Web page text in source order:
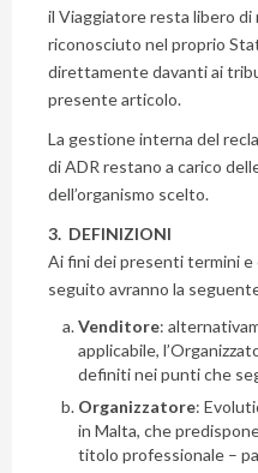
il Viaggiatore resta libero di
riconosciuto nel proprio
direttamente davanti ai
presente articolo.
La gestione interna del
di ADR restano a carico
dell’organismo scelto.
3. DEFINIZIONI
Ai fini dei presenti termini
seguito avranno la
Venditore:
applicabile,
definiti nei punti che
Organizzatore:
in Malta, che
titolo professionale –